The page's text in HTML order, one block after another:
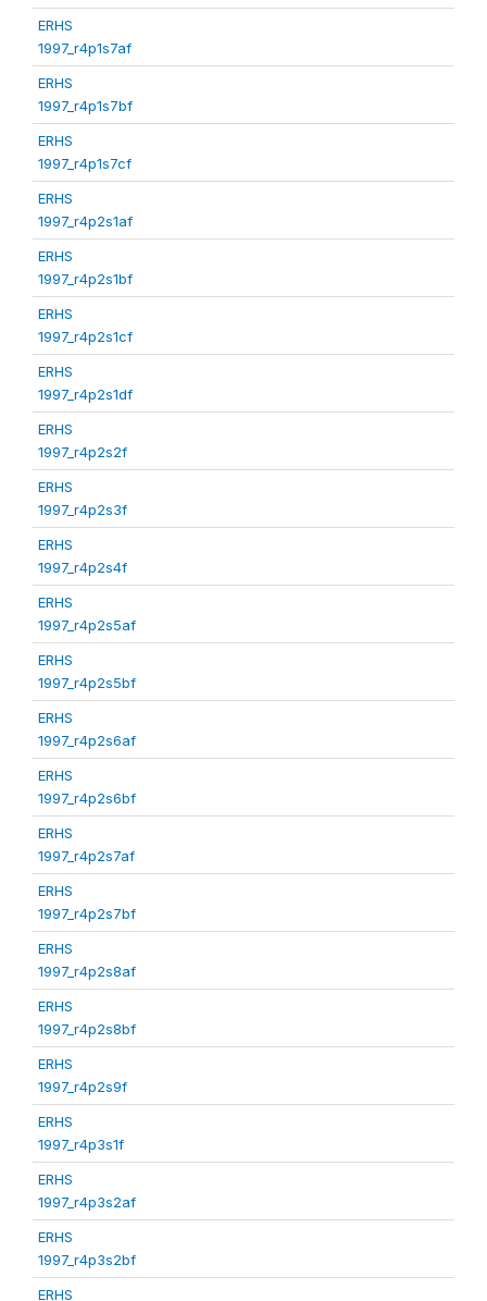
ERHS
1997_r4p1s7af
ERHS
1997_r4p1s7bf
ERHS
1997_r4p1s7cf
ERHS
1997_r4p2s1af
ERHS
1997_r4p2s1bf
ERHS
1997_r4p2s1cf
ERHS
1997_r4p2s1df
ERHS
1997_r4p2s2f
ERHS
1997_r4p2s3f
ERHS
1997_r4p2s4f
ERHS
1997_r4p2s5af
ERHS
1997_r4p2s5bf
ERHS
1997_r4p2s6af
ERHS
1997_r4p2s6bf
ERHS
1997_r4p2s7af
ERHS
1997_r4p2s7bf
ERHS
1997_r4p2s8af
ERHS
1997_r4p2s8bf
ERHS
1997_r4p2s9f
ERHS
1997_r4p3s1f
ERHS
1997_r4p3s2af
ERHS
1997_r4p3s2bf
ERHS